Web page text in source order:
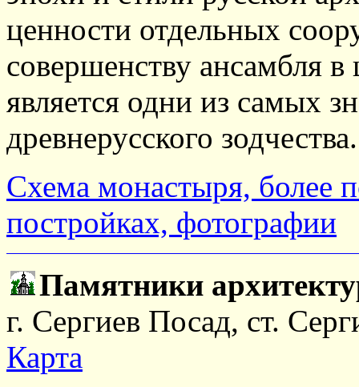
ценности отдельных
совершенству ансамбля
является одни из самых
древнерусского зодчества.
Схема монастыря, более
постройках, фотографии
Памятники
г. Сергиев Посад, ст.
Карта